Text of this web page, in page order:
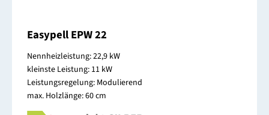
Easypell EPW 22
Nennheizleistung: 22,9 kW
kleinste Leistung: 11 kW
Leistungsregelung: Modulierend
max. Holzlänge: 60 cm